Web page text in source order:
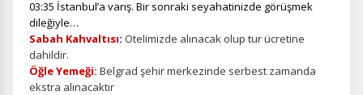
03:35 İstanbul’a varış. Bir sonraki seyahatinizde görüşmek
dileğiyle…
Sabah Kahvaltısı: Otelimizde alınacak olup tur ücretine
dahildir.
Öğle Yemeği: Belgrad şehir merkezinde serbest zamanda
ekstra alınacaktır